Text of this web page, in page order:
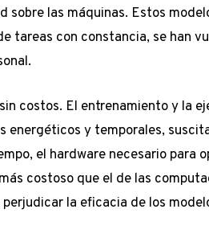
sobre las máquinas. Estos
tareas con constancia, se han
costos. El entrenamiento y la
energéticos y temporales,
el hardware necesario para
costoso que el de las
la eficacia de los